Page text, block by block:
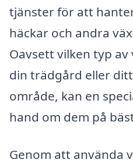
tjänster för att
häckar och andra
Oavsett vilken typ
din trädgård eller
område, kan en
hand om dem på
Genom att använda